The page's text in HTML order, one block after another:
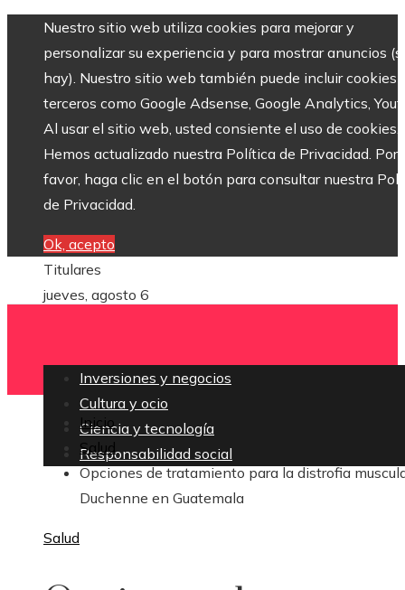
Nuestro sitio web utiliza cookies para mejorar y
personalizar su experiencia y para mostrar anuncios
hay). Nuestro sitio web también puede incluir cookies
terceros como Google Adsense, Google Analytics,
Al usar el sitio web, usted consiente el uso de cookies.
Hemos actualizado nuestra Política de Privacidad. Por
favor, haga clic en el botón para consultar nuestra
de Privacidad.
Ok, acepto
Titulares
jueves, agosto 6
Inversiones y negocios
Cultura y ocio
Ciencia y tecnología
Responsabilidad social
Inicio
Salud
Opciones de tratamiento para la distrofia
Duchenne en Guatemala
Salud